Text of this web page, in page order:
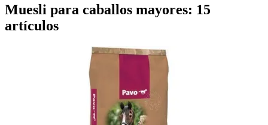
Muesli para caballos mayores: 15
artículos